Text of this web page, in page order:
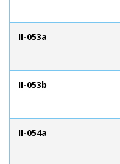
II-053a
II-053b
II-054a